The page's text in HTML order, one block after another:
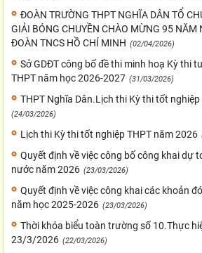
ĐOÀN TRƯỜNG THPT NGHĨA DÂN TỔ
GIẢI BÓNG CHUYỀN CHÀO MỪNG 95 NĂM
ĐOÀN TNCS HỒ CHÍ MINH (02/04/2026)
Sở GDĐT công bố đề thi minh hoạ Kỳ thi
THPT năm học 2026-2027 (31/03/2026)
THPT Nghĩa Dân.Lịch thi Kỳ thi tốt
(24/03/2026)
Lịch thi Kỳ thi tốt nghiệp THPT năm 2026
Quyết định về việc công bố công khai dự
nước năm 2026 (23/03/2026)
Quyết định về việc công khai các khoản
năm học 2025-2026 (23/03/2026)
Thời khóa biểu toàn trường số 10.Thực
23/3/2026 (22/03/2026)